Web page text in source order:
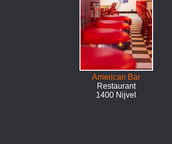
American Bar
Restaurant
1400 Nijvel